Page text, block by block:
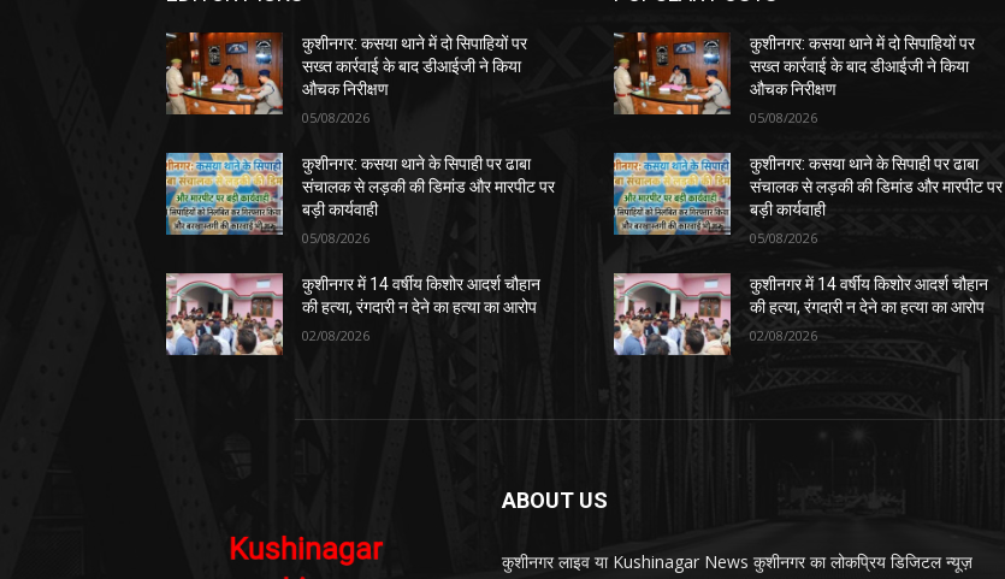
कुशीनगर: कसया थाने में दो सिपाहियों पर
सख्त कार्रवाई के बाद डीआईजी ने किया
औचक निरीक्षण
05/08/2026
कुशीनगर: कसया थाने के सिपाही पर ढाबा
संचालक से लड़की की डिमांड और मारपीट पर
बड़ी कार्यवाही
05/08/2026
कुशीनगर में 14 वर्षीय किशोर आदर्श चौहान
की हत्या, रंगदारी न देने का हत्या का आरोप
02/08/2026
कुशीनगर: कसया थाने में दो सिपाहियों पर
सख्त कार्रवाई के बाद डीआईजी ने किया
औचक निरीक्षण
05/08/2026
कुशीनगर: कसया थाने के सिपाही पर ढाबा
संचालक से लड़की की डिमांड और मारपीट पर
बड़ी कार्यवाही
05/08/2026
कुशीनगर में 14 वर्षीय किशोर आदर्श चौहान
की हत्या, रंगदारी न देने का हत्या का आरोप
02/08/2026
ABOUT US
कुशीनगर लाइव या Kushinagar News कुशीनगर का लोकप्रिय डिजिटल न्यूज़